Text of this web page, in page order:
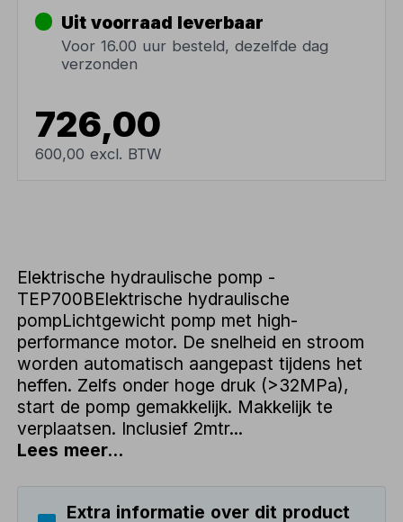
Uit voorraad leverbaar
Voor 16.00 uur besteld, dezelfde dag
verzonden
726,00
600,00 excl. BTW
Elektrische hydraulische pomp -
TEP700BElektrische hydraulische
pompLichtgewicht pomp met high-
performance motor. De snelheid en stroom
worden automatisch aangepast tijdens het
heffen. Zelfs onder hoge druk (>32MPa),
start de pomp gemakkelijk. Makkelijk te
verplaatsen. Inclusief 2mtr...
Lees meer...
Extra informatie over dit product